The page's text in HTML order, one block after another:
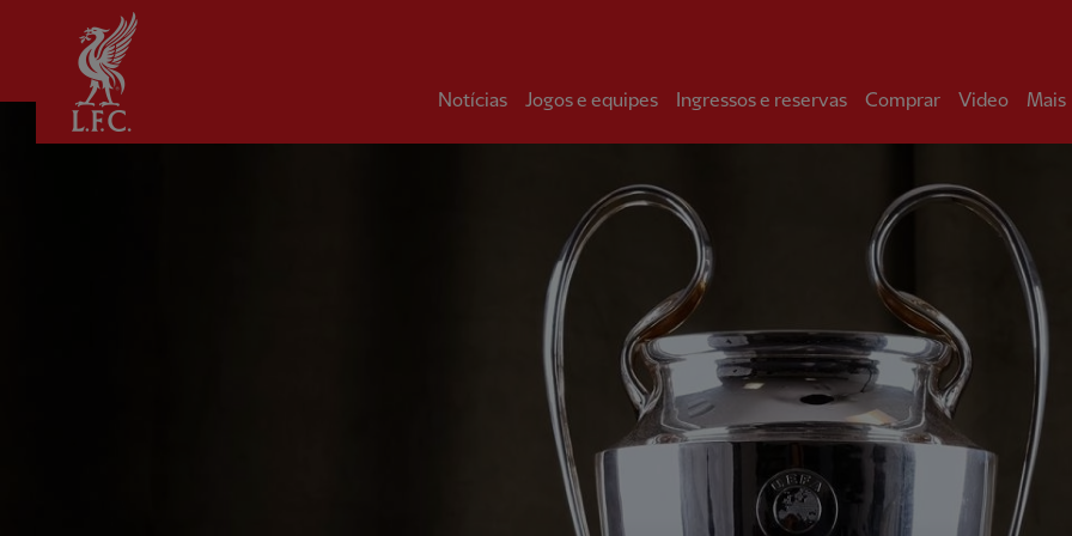
Notícias Jogos e equipes Ingressos e reservas Comprar Video Mais